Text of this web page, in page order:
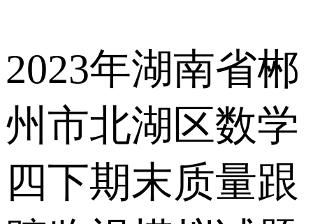
2023年湖南省郴
州市北湖区数学
四下期末质量跟